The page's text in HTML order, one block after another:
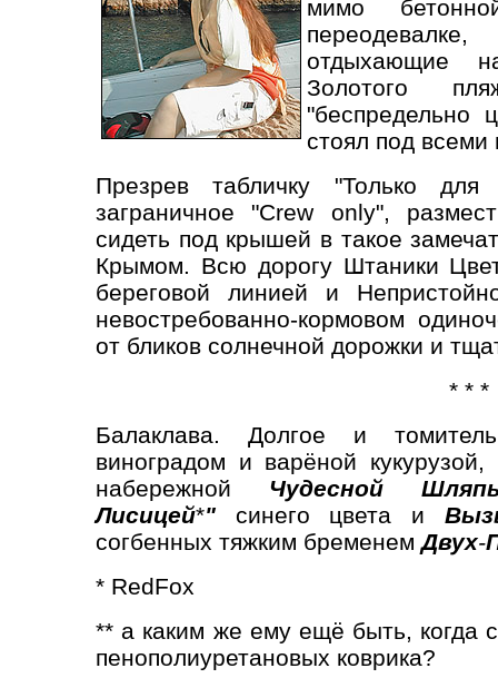
мимо
отдыхающие
Золотого
"беспредельно
стоял под
Презрев табличку "Только
заграничное "Сrew only",
сидеть под крышей в такое
Крымом. Всю дорогу Штаники
береговой линией и
невостребованно-кормовом
от бликов солнечной дорожки и
* * *
Балаклава. Долгое и
виноградом и варёной
набережной Чудесной
Лисицей*" синего цвета и
согбенных тяжким бременем Двух-
* RedFox
** а каким же ему ещё быть, когда
пенополиуретановых коврика?